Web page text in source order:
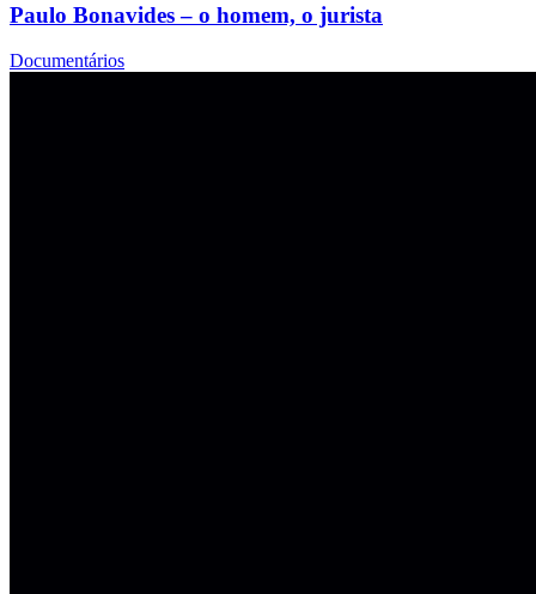
Paulo Bonavides – o homem, o jurista
Documentários